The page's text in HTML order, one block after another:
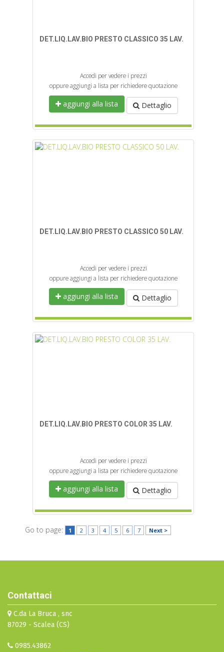
DET.LIQ.LAV.BIO PRESTO CLASSICO 35 LAV.
Accedi per vedere i prezzi
oppure aggiungi a lista per richiedere quotazione
aggiungi alla lista Dettaglio
DET.LIQ.LAV.BIO PRESTO CLASSICO 50 LAV.
Accedi per vedere i prezzi
oppure aggiungi a lista per richiedere quotazione
aggiungi alla lista Dettaglio
DET.LIQ.LAV.BIO PRESTO COLOR 35 LAV.
Accedi per vedere i prezzi
oppure aggiungi a lista per richiedere quotazione
aggiungi alla lista Dettaglio
Go to page: 1 2 3 4 5 6 7 Next >
Contattaci
C.da La Bruca , snc
87029 - Scalea (CS)
0985.43862